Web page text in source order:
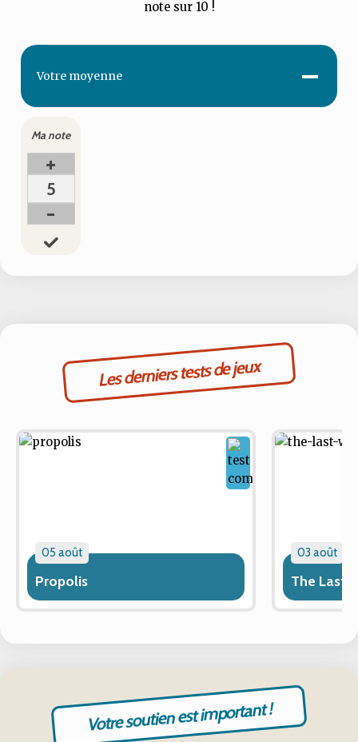
note sur 10 !
Votre moyenne -
Ma note
+
5
-
Les derniers tests de jeux
05 août
Propolis
03 août
The Last
Votre soutien est important !